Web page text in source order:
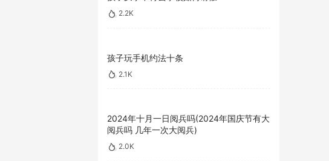
2.2K
孩子玩手机约法十条
2.1K
2024年十月一日阅兵吗(2024年国庆节有大
阅兵吗 几年一次大阅兵)
2.0K